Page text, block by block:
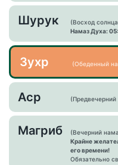
Шурук
(Восход
Намаз Духа:
Зухр (Обеденный
Аср (Предвечерний
Магриб
(Вечерний
Крайне
его времени!
Обязательно